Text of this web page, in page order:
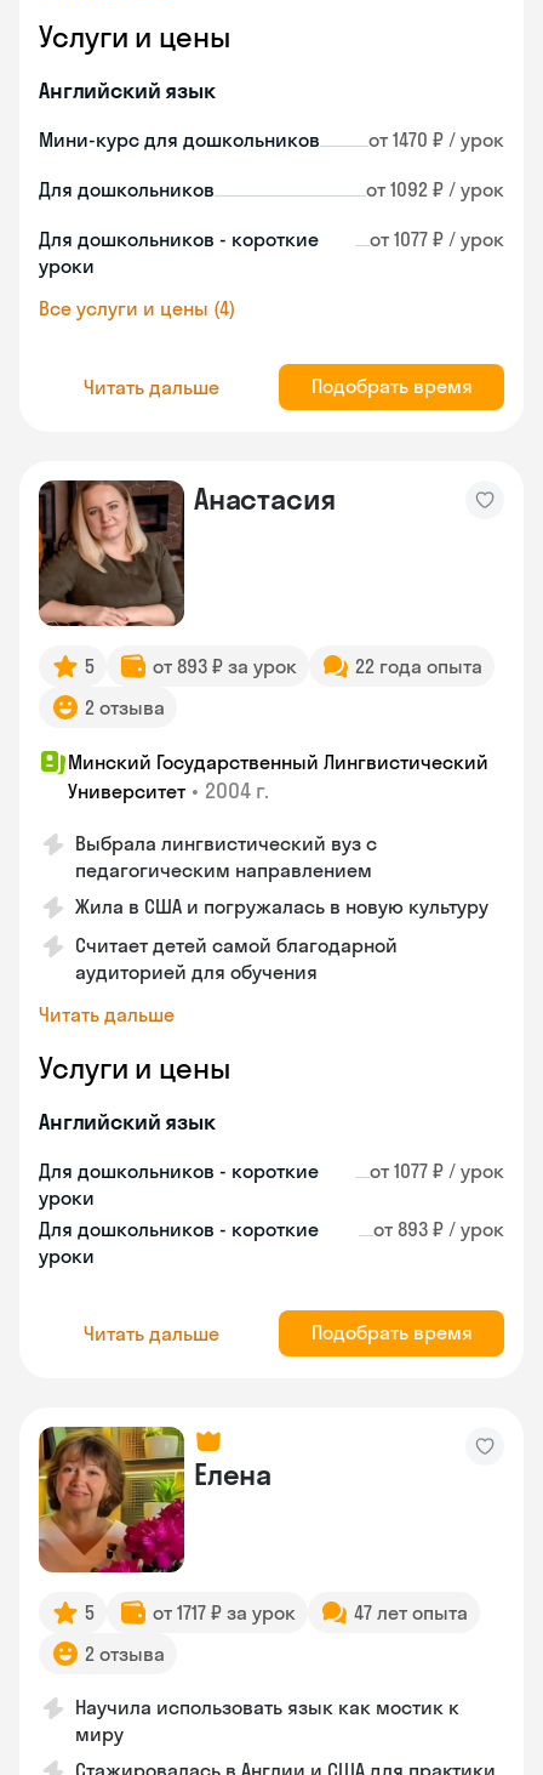
Услуги и цены
Английский язык
Мини-курс для дошкольников от 1470 ₽ / урок
Для дошкольников от 1092 ₽ / урок
Для дошкольников - короткие
уроки
от 1077 ₽ / урок
Все услуги и цены (4)
Читать дальше Подобрать время
Анастасия
5 от 893 ₽ за урок
22 года опыта
2 отзыва
Минский Государственный Лингвистический
Университет • 2004 г.
Выбрала лингвистический вуз с
педагогическим направлением
Жила в США и погружалась в новую культуру
Считает детей самой благодарной
аудиторией для обучения
Читать дальше
Услуги и цены
Английский язык
Для дошкольников - короткие
уроки
от 1077 ₽ / урок
Для дошкольников - короткие
уроки
от 893 ₽ / урок
Читать дальше Подобрать время
Елена
5 от 1717 ₽ за урок
47 лет опыта
2 отзыва
Научила использовать язык как мостик к
миру
Стажировалась в Англии и США для практики